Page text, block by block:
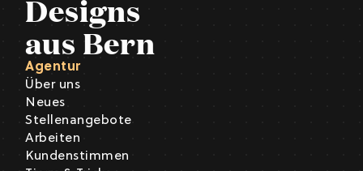
Designs
aus Bern
Agentur
Über uns
Neues
Stellenangebote
Arbeiten
Kundenstimmen